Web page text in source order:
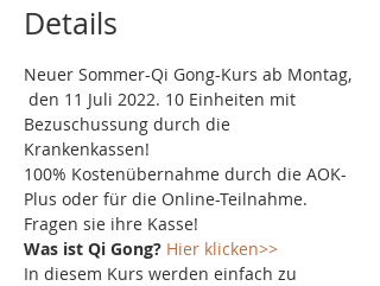
Details
Neuer Sommer-Qi Gong-Kurs ab Montag,
den 11 Juli 2022. 10 Einheiten mit
Bezuschussung durch die
Krankenkassen!
100% Kostenübernahme durch die AOK-
Plus oder für die Online-Teilnahme.
Fragen sie ihre Kasse!
Was ist Qi Gong? Hier klicken>>
In diesem Kurs werden einfach zu